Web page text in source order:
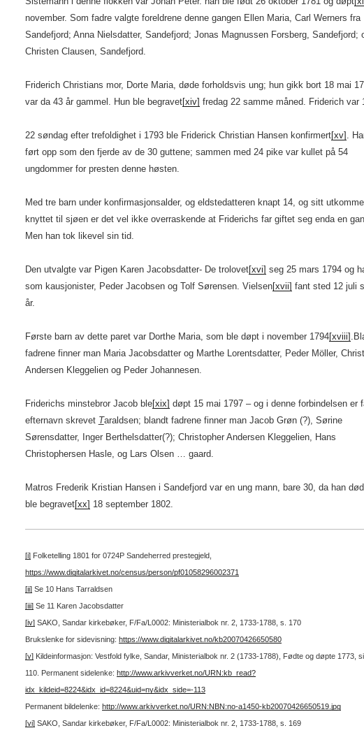
november. Som fadre valgte foreldrene denne gangen Ellen Maria, Carl Werners fra
Sandefjord; Anna Nielsdatter, Sandefjord; Jonas Magnussen Forsberg, Sandefjord;
Christen Clausen, Sandefjord.
Friderich Christians mor, Dorte Maria, døde forholdsvis ung; hun gikk bort 18 mai
var da 43 år gammel. Hun ble begravet[xiv] fredag 22 samme måned. Friderich var
22 søndag efter trefoldighet i 1793 ble Friderick Christian Hansen konfirmert[xv] .
ført opp som den fjerde av de 30 guttene; sammen med 24 pike var kullet på 54
ungdommer for presten denne høsten.
Med tre barn under konfirmasjonsalder, og eldstedatteren knapt 14, og sitt utkomme
knyttet til sjøen er det vel ikke overraskende at Friderichs far giftet seg enda en
Men han tok likevel sin tid.
Den utvalgte var Pigen Karen Jacobsdatter- De trolovet[xvi] seg 25 mars 1794 og
som kausjonister, Peder Jacobsen og Tolf Sørensen. Vielsen[xvii] fant sted 12 juli
år.
Første barn av dette paret var Dorthe Maria, som ble døpt i november 1794[xviii]
fadrene finner man Maria Jacobsdatter og Marthe Lorentsdatter, Peder Möller,
Andersen Kleggelien og Peder Johannesen.
Friderichs minstebror Jacob ble[xix] døpt 15 mai 1797 – og i denne forbindelsen er
efternavn skrevet Taraldsen; blandt fadrene finner man Jacob Grøn (?), Sørine
Sørensdatter, Inger Berthelsdatter(?); Christopher Andersen Kleggelien, Hans
Christophersen Hasle, og Lars Olsen … gaard.
Matros Frederik Kristian Hansen i Sandefjord var en ung mann, bare 30, da han
ble begravet[xx] 18 september 1802.
[i]Folketelling 1801 for 0724P Sandeherred prestegjeld,
https://www.digitalarkivet.no/census/person/pf01058296002371
[ii]Se 10 Hans Tarraldsen
[iii]Se 11 Karen Jacobsdatter
[iv]SAKO, Sandar kirkebøker, F/Fa/L0002: Ministerialbok nr. 2, 1733-1788, s. 170
Brukslenke for sidevisning: https://www.digitalarkivet.no/kb20070426650580
[v]Kildeinformasjon: Vestfold fylke, Sandar, Ministerialbok nr. 2 (1733-1788), Fødte og døpte 1773,
110. Permanent sidelenke: http://www.arkivverket.no/URN:kb_read?
idx_kildeid=8224&idx_id=8224&uid=ny&idx_side=-113
Permanent bildelenke: http://www.arkivverket.no/URN:NBN:no-a1450-kb20070426650519.jpg
[vi]SAKO, Sandar kirkebøker, F/Fa/L0002: Ministerialbok nr. 2, 1733-1788, s. 169